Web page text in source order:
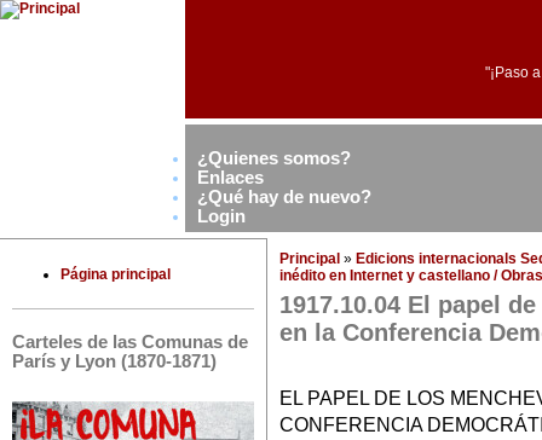
"¡Paso
¿Quienes somos?
Enlaces
¿Qué hay de nuevo?
Login
Página principal
Carteles de las Comunas de
París y Lyon (1870-1871)
Principal » Edicions internacionals
inédito en Internet y castellano /
1917.10.04 El papel
en la Conferencia
EL PAPEL DE LOS
CONFERENCIA